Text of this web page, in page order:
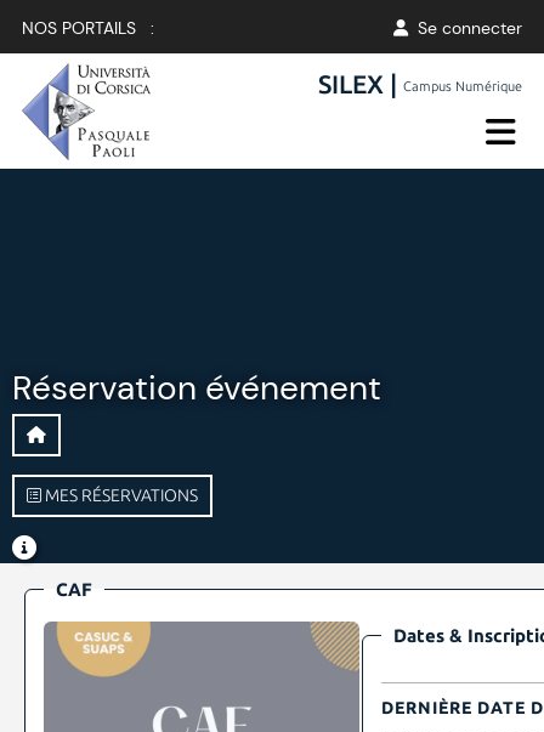
NOS PORTAILS : Se connecter
SILEX |Campus Numérique
Réservation événement
MES RÉSERVATIONS
CAF
Dates &
DERNIÈRE DATE